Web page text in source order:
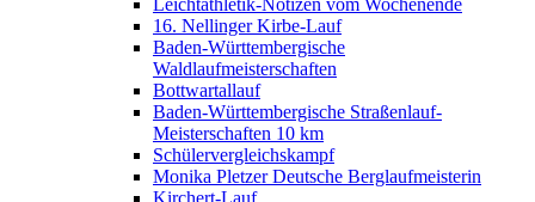
Leichtathletik-Notizen vom Wochenende
16. Nellinger Kirbe-Lauf
Baden-Württembergische
Waldlaufmeisterschaften
Bottwartallauf
Baden-Württembergische Straßenlauf-
Meisterschaften 10 km
Schülervergleichskampf
Monika Pletzer Deutsche Berglaufmeisterin